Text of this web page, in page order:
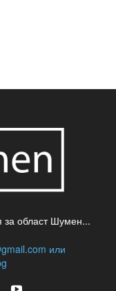
за област Шумен...
или